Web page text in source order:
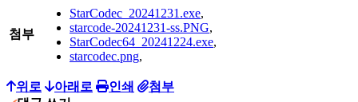
첨부
StarCodec_20241231.exe,
starcode-20241231-ss.PNG,
StarCodec64_20241224.exe,
starcodec.png,
위로 아래로 인쇄
첨부